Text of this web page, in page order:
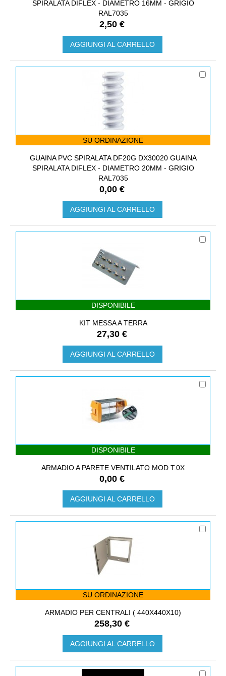
SPIRALATA DIFLEX - DIAMETRO 16MM - GRIGIO
RAL7035
2,50 €
AGGIUNGI AL CARRELLO
SU ORDINAZIONE
GUAINA PVC SPIRALATA DF20G DX30020 GUAINA
SPIRALATA DIFLEX - DIAMETRO 20MM - GRIGIO
RAL7035
0,00 €
AGGIUNGI AL CARRELLO
DISPONIBILE
KIT MESSA A TERRA
27,30 €
AGGIUNGI AL CARRELLO
DISPONIBILE
ARMADIO A PARETE VENTILATO MOD T.0X
0,00 €
AGGIUNGI AL CARRELLO
SU ORDINAZIONE
ARMADIO PER CENTRALI ( 440X440X10)
258,30 €
AGGIUNGI AL CARRELLO